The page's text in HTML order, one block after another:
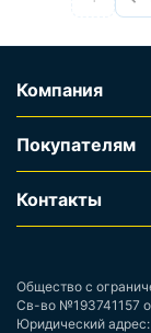
Компания
Покупателям
Контакты
Общество с
Св-во №193741157
Юридический